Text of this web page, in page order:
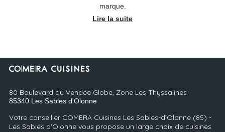
marque.
Lire la suite
80 Boulevard du Vendée Globe, Zone Les Thyssalines
85340 Les Sables d'Olonne
Votre conseiller COMERA Cuisines Les Sables-d’Olonne (85) -
Les Sables d'Olonne vous propose un large choix de cuisines